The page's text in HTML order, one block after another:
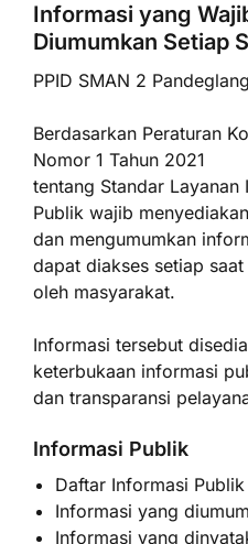
Informasi yang
Diumumkan Setiap
PPID SMAN 2 Pandeglang
Berdasarkan Peraturan
Nomor 1 Tahun 2021
tentang Standar
Publik wajib menyediakan
dan mengumumkan
dapat diakses setiap saat
oleh masyarakat.
Informasi tersebut
keterbukaan informasi
dan transparansi
Informasi Publik
Daftar Informasi Publik
Informasi yang
Informasi yang